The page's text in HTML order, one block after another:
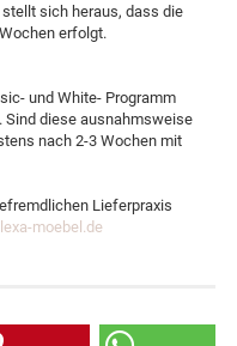
sich heraus, dass die
erfolgt.
und White- Programm
Sind diese ausnahmsweise
nach 2-3 Wochen mit
Lieferpraxis
moebel.de